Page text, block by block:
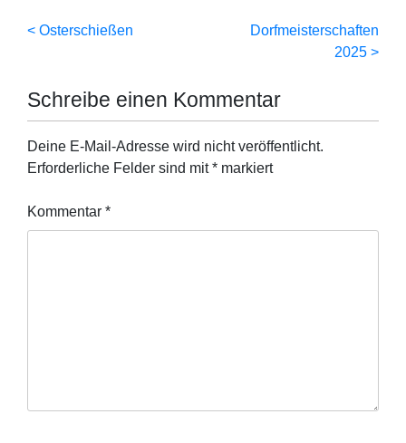
Beitragsnavigation
Osterschießen
Dorfmeisterschaften
2025
Schreibe einen Kommentar
Deine E-Mail-Adresse wird nicht veröffentlicht.
Erforderliche Felder sind mit* markiert
Kommentar *